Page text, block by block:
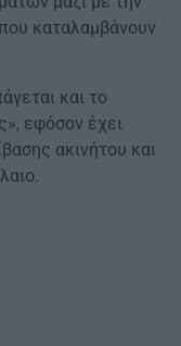
καταλαμβάνουν
και το
εφόσον έχει
ακινήτου και